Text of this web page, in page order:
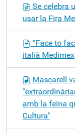
Se celebra
usar la Fira
“Face to
italià Medimex
Mascarell
amb la feina
Cultura"